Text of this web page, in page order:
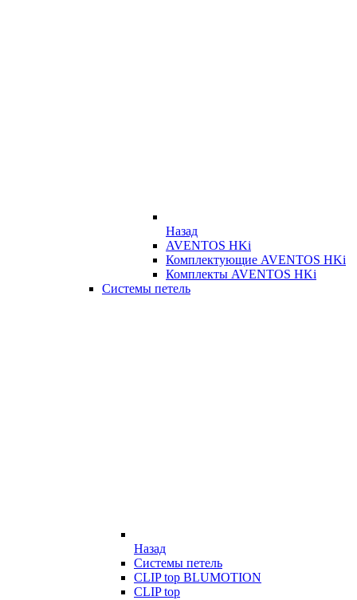
Назад
AVENTOS HKi
Комплектующие AVENTOS HKi
Комплекты AVENTOS HKi
Системы петель
Назад
Системы петель
CLIP top BLUMOTION
CLIP top